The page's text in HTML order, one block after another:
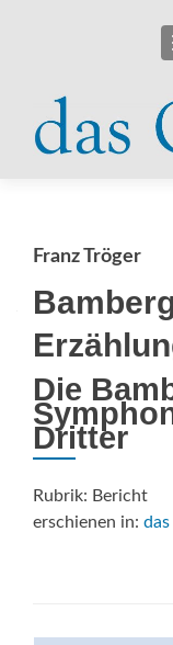
Franz Tröger
Die
Dritter
Rubrik: Bericht
erschienen in: